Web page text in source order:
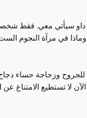
داو سيأتي معي. فقط
وزجاجة حساء
لا تستطيع الامتناع عن